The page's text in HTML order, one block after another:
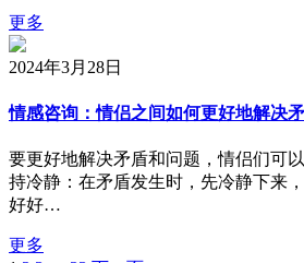
更多
2024年3月28日
情感咨询：情侣之间如何更好地解决
要更好地解决矛盾和问题，情侣们可
持冷静：在矛盾发生时，先冷静下来
好好…
更多